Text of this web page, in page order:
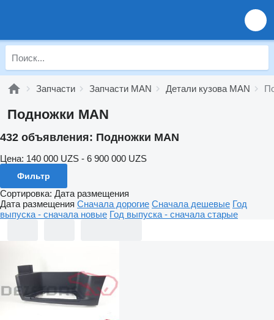
Запчасти Запчасти MAN Детали кузова MAN
Подножки MAN
432 объявления: Подножки MAN
Цена: 140 000 UZS - 6 900 000 UZS
Фильтр
Сортировка: Дата размещения
Дата размещения Сначала дорогие Сначала дешевые Год
выпуска - сначала новые Год выпуска - сначала старые